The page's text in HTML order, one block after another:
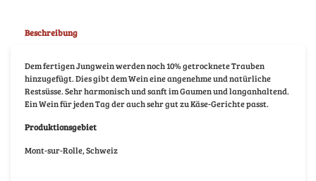
Beschreibung
Dem fertigen Jungwein werden noch 10% getrocknete Trauben
hinzugefügt. Dies gibt dem Wein eine angenehme und natürliche
Restsüsse. Sehr harmonisch und sanft im Gaumen und langanhaltend.
Ein Wein für jeden Tag der auch sehr gut zu Käse-Gerichte passt.
Produktionsgebiet
Mont-sur-Rolle, Schweiz